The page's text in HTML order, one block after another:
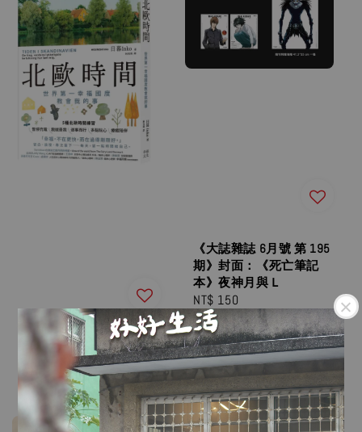
北歐時間：世界第一幸福
國度教會我的事
Regular
price
NT$ 398
《大誌雜誌 6月號 第 195
期》封面：《死亡筆記
本》夜神月與Ｌ
Regular
price
NT$ 150